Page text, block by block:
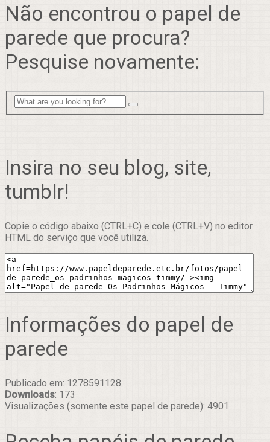
Não encontrou o papel de
parede que procura?
Pesquise novamente:
Insira no seu blog, site,
tumblr!
Copie o código abaixo (CTRL+C) e cole (CTRL+V) no editor
HTML do serviço que você utiliza.
Informações do papel de
parede
Publicado em: 1278591128
Downloads: 173
Visualizações (somente este papel de parede): 4901